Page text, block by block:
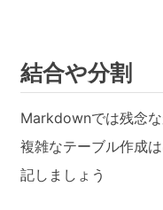
結合や分割
Markdownでは残念
複雑なテーブル作成
記しましょう